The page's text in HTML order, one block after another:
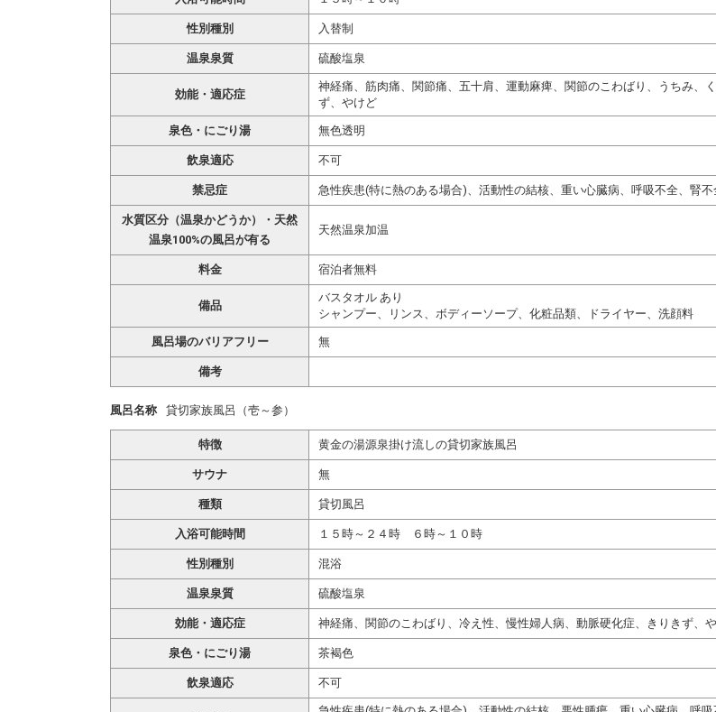
性別種別 入替制
温泉泉質 硫酸塩泉
効能・適応症
神経痛、筋肉痛、関節痛、五十肩、運動麻痺、関節のこわばり、うちみ、
ず、やけど
泉色・にごり湯 無色透明
飲泉適応 不可
禁忌症 急性疾患(特に熱のある場合)、活動性の結核、重い心臓病、呼吸不全、腎
水質区分（温泉かどうか）・天然
温泉100%の風呂が有る
天然温泉加温
料金 宿泊者無料
備品
バスタオル あり
シャンプー、リンス、ボディーソープ、化粧品類、ドライヤー、洗顔料
風呂場のバリアフリー 無
備考
風呂名称 貸切家族風呂（壱～参）
特徴 黄金の湯源泉掛け流しの貸切家族風呂
サウナ 無
種類 貸切風呂
入浴可能時間 １５時～２４時 ６時～１０時
性別種別 混浴
温泉泉質 硫酸塩泉
効能・適応症 神経痛、関節のこわばり、冷え性、慢性婦人病、動脈硬化症、きりきず、
泉色・にごり湯 茶褐色
飲泉適応 不可